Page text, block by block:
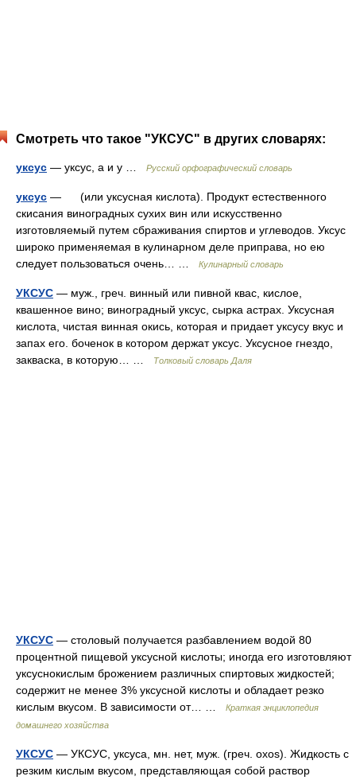
Смотреть что такое "УКСУС" в других словарях:
уксус — уксус, а и у … Русский орфографический словарь
уксус — (или уксусная кислота). Продукт естественного
скисания виноградных сухих вин или искусственно
изготовляемый путем сбраживания спиртов и углеводов. Уксус
широко применяемая в кулинарном деле приправа, но ею
следует пользоваться очень… …
Кулинарный словарь
УКСУС — муж., греч. винный или пивной квас, кислое,
квашенное вино; виноградный уксус, сырка астрах. Уксусная
кислота, чистая винная окись, которая и придает уксусу вкус и
запах его. боченок в котором держат уксус. Уксусное гнездо,
закваска, в которую… …
Толковый словарь Даля
УКСУС — столовый получается разбавлением водой 80
процентной пищевой уксусной кислоты; иногда его изготовляют
уксуснокислым брожением различных спиртовых жидкостей;
содержит не менее 3% уксусной кислоты и обладает резко
кислым вкусом. В зависимости от… …
Краткая энциклопедия
домашнего хозяйства
УКСУС — УКСУС, уксуса, мн. нет, муж. (греч. oxos). Жидкость с
резким кислым вкусом, представляющая собой раствор